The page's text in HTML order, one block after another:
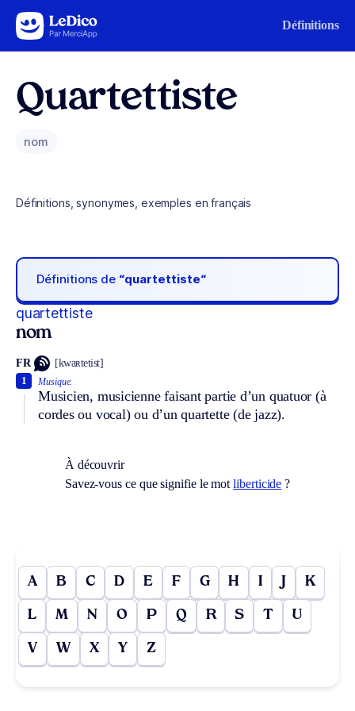
Aller au contenu Définitions
Quartettiste
nom
Définitions, synonymes, exemples en français
Définitions de “quartettiste“
quartettiste
nom
FR [kwaʀtetist]
Musique.
Musicien, musicienne faisant partie d’un quatuor (à
cordes ou vocal) ou d’un quartette (de jazz).
1
À découvrir
Savez-vous ce que signifie le motliberticide ?
A B C D E F G H I J K
L M N O P Q R S T U
V W X Y Z